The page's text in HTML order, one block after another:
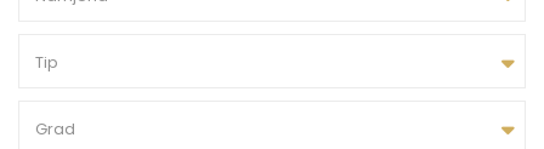
Tip
Grad